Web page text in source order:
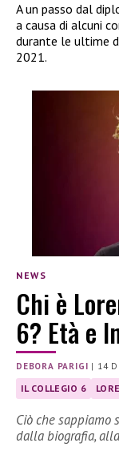
A un passo dal
a causa di alcuni
durante le ultime
2021.
NEWS
Chi è
6? Età e
DEBORA PARIGI | 14
IL COLLEGIO 6
Ciò che sappiamo
dalla biografia,